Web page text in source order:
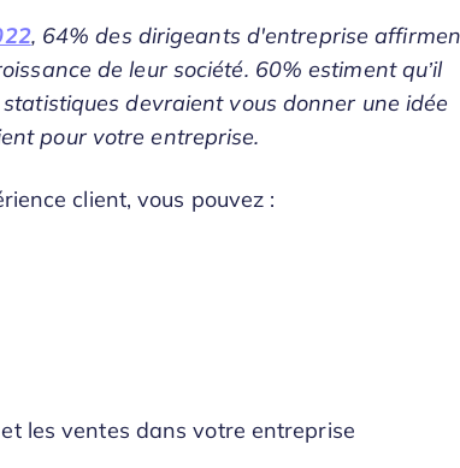
, 64% des dirigeants d'entreprise
de leur société. 60% estiment qu’il
devraient vous donner une idée
pour votre entreprise.
client, vous pouvez :
les ventes dans votre entreprise